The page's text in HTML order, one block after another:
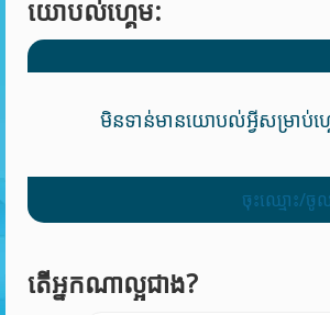
យោបល់ហ្គេម:
មិនទាន់មានយោបល់អ្វីសម្រាប់ហ្
ចុះឈ្មោះ/ចូ
តើអ្នកណាល្អជាង?